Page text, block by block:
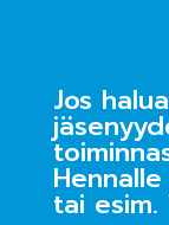
Jos
tai esim.